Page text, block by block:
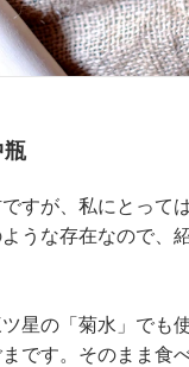
瓶
すが、私にとって
うな存在なので、
星の「菊水」でも
です。そのまま食